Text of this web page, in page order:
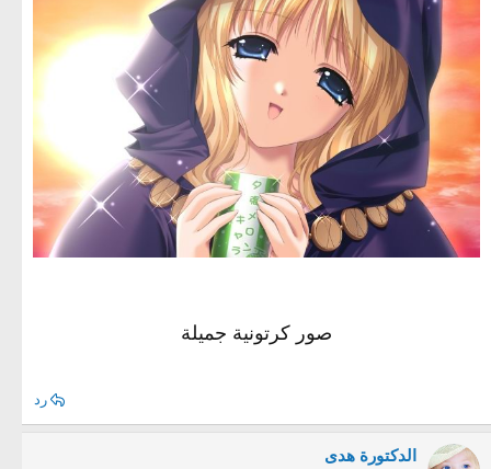
صور كرتونية جميلة
رد
الدكتورة هدى